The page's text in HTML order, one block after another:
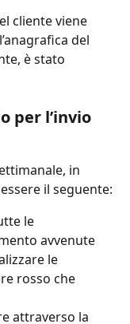
cliente viene
del
è stato
per l’invio
in
il seguente:
le
avvenute
le
rosso che
attraverso la